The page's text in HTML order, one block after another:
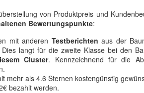
von Produktpreis und
Bewertungspunkte:
mit anderen Testberichten aus der
langt für die zweite Klasse bei den
Cluster. Kennzeichnend für die
mehr als 4.6 Sternen kostengünstig
bezahlt werden.